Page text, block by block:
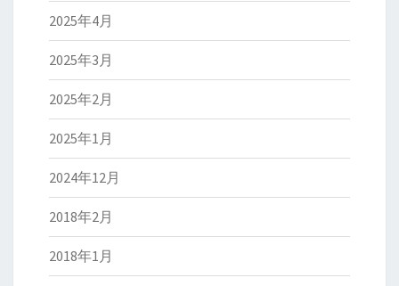
2025年4月
2025年3月
2025年2月
2025年1月
2024年12月
2018年2月
2018年1月